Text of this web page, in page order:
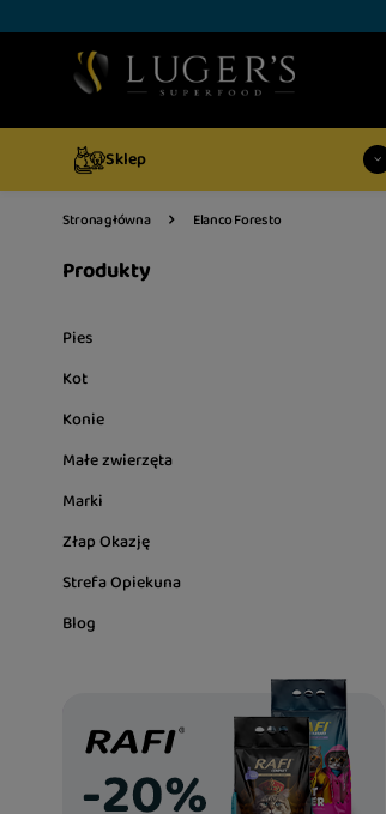
Sklep
Strona główna Elanco Foresto
Produkty
Pies
Kot
Konie
Małe zwierzęta
Marki
Złap Okazję
Strefa Opiekuna
Blog